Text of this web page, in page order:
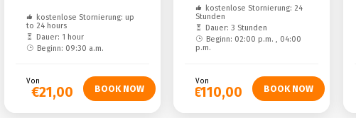
kostenlose Stornierung: up
to 24 hours
Dauer: 1 hour
Beginn: 09:30 a.m.
Von
€21,00
kostenlose Stornierung: 24
Stunden
Dauer: 3 Stunden
Beginn: 02:00 p.m. , 04:00
p.m.
Von
€110,00